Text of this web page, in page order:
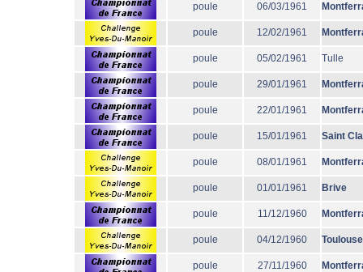
poule 06/03/1961
poule 12/02/1961
poule 05/02/1961 Tulle
poule 29/01/1961
poule 22/01/1961
poule 15/01/1961 Saint
poule 08/01/1961
poule 01/01/1961 Brive
poule 11/12/1960
poule 04/12/1960 Toulouse
poule 27/11/1960